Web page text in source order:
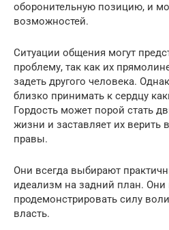
оборонительную позицию, и
возможностей.
Ситуации общения могут
проблему, так как их
задеть другого человека.
близко принимать к сердцу
Гордость может порой стать
жизни и заставляет их верить
правы.
Они всегда выбирают
идеализм на задний план. Они
продемонстрировать силу
власть.